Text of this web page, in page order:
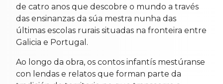
de catro anos que descobre o mundo a través
das ensinanzas da súa mestra nunha das
últimas escolas rurais situadas na fronteira entre
Galicia e Portugal.
Ao longo da obra, os contos infantís mestúranse
con lendas e relatos que forman parte da